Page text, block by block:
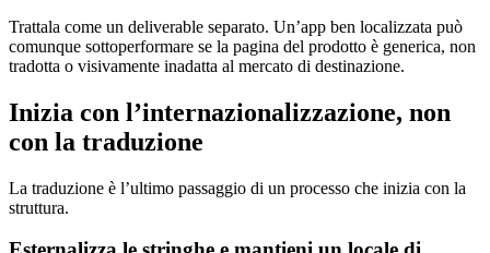
Trattala come un deliverable separato. Un’app ben localizzata può
comunque sottoperformare se la pagina del prodotto è generica, non
tradotta o visivamente inadatta al mercato di destinazione.
Inizia con l’internazionalizzazione, non
con la traduzione
La traduzione è l’ultimo passaggio di un processo che inizia con la
struttura.